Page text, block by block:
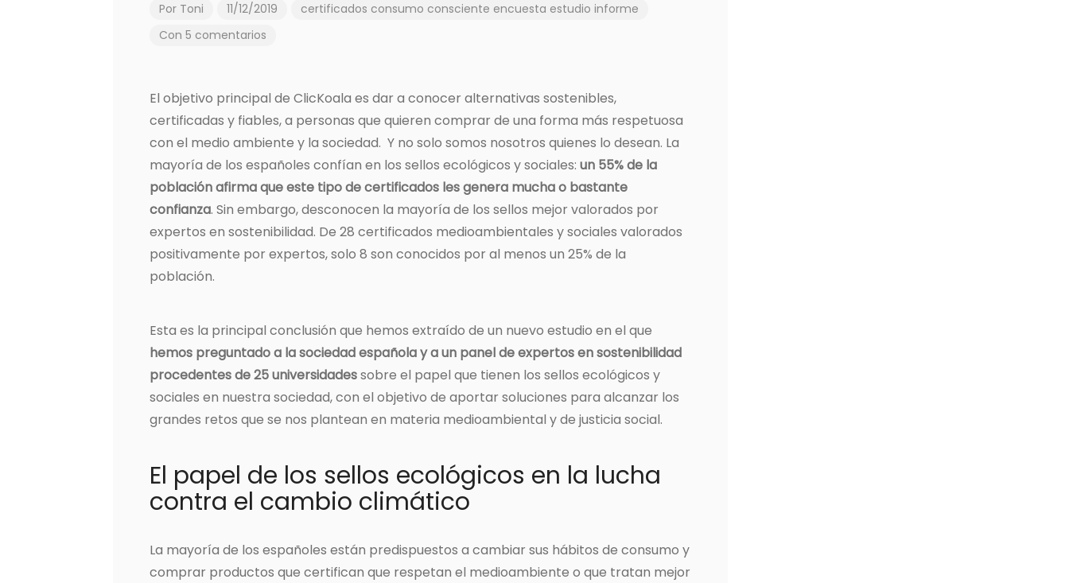
Por Toni 11/12/2019 certificados consumo consciente encuesta estudio informe
Con 5 comentarios
El objetivo principal de ClicKoala es dar a conocer alternativas sostenibles,
certificadas y fiables, a personas que quieren comprar de una forma más respetuosa
con el medio ambiente y la sociedad. Y no solo somos nosotros quienes lo desean. La
mayoría de los españoles confían en los sellos ecológicos y sociales: un 55% de la
población afirma que este tipo de certificados les genera mucha o bastante
confianza. Sin embargo, desconocen la mayoría de los sellos mejor valorados por
expertos en sostenibilidad. De 28 certificados medioambientales y sociales valorados
positivamente por expertos, solo 8 son conocidos por al menos un 25% de la
población.
Esta es la principal conclusión que hemos extraído de un nuevo estudio en el que
hemos preguntado a la sociedad española y a un panel de expertos en sostenibilidad
procedentes de 25 universidadessobre el papel que tienen los sellos ecológicos y
sociales en nuestra sociedad, con el objetivo de aportar soluciones para alcanzar los
grandes retos que se nos plantean en materia medioambiental y de justicia social.
El papel de los sellos ecológicos en la lucha
contra el cambio climático
La mayoría de los españoles están predispuestos a cambiar sus hábitos de consumo y
comprar productos que certifican que respetan el medioambiente o que tratan mejor